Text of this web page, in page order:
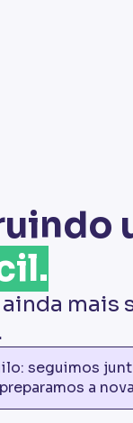
mais
seguimos
a